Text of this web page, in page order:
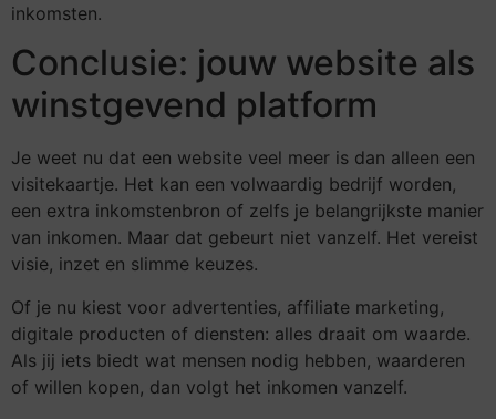
inkomsten.
Conclusie: jouw website als
winstgevend platform
Je weet nu dat een website veel meer is dan alleen een
visitekaartje. Het kan een volwaardig bedrijf worden,
een extra inkomstenbron of zelfs je belangrijkste manier
van inkomen. Maar dat gebeurt niet vanzelf. Het vereist
visie, inzet en slimme keuzes.
Of je nu kiest voor advertenties, affiliate marketing,
digitale producten of diensten: alles draait om waarde.
Als jij iets biedt wat mensen nodig hebben, waarderen
of willen kopen, dan volgt het inkomen vanzelf.